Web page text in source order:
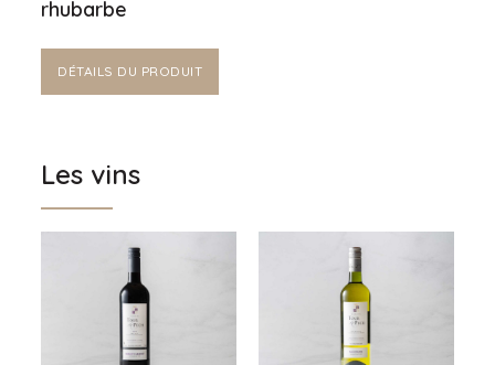
rhubarbe
DÉTAILS DU PRODUIT
Les vins